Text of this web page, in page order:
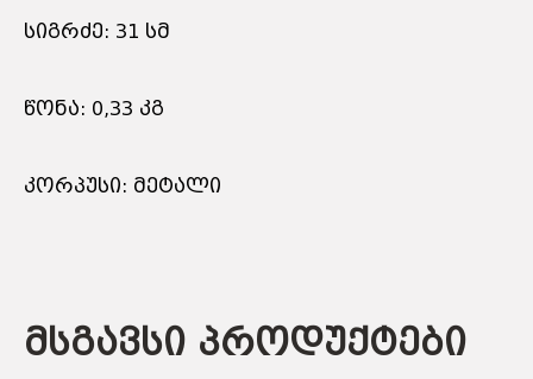
სიგრძე: 31 სმ
წონა: 0,33 კგ
კორპუსი: მეტალი
მსგავსი პროდუქტები